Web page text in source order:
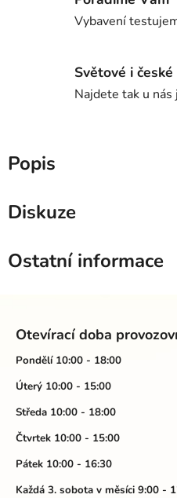
Vybavení
Světové i české
Najdete tak u
Popis
Diskuze
Ostatní informace
Otevírací doba
Pondělí 10:00 - 18:00
Úterý 10:00 - 15:00
Středa 10:00 - 18:00
Čtvrtek 10:00 - 15:00
Pátek 10:00 - 16:30
Každá 3. sobota v měsíci 9:00 -